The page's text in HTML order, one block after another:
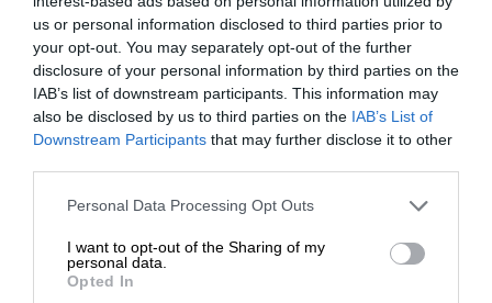
us or personal information disclosed to third parties prior to
your opt-out. You may separately opt-out of the further
disclosure of your personal information by third parties on the
IAB’s list of downstream participants. This information may
also be disclosed by us to third parties on the IAB’s List of
Downstream Participants that may further disclose it to other
Personal Data Processing Opt Outs
I want to opt-out of the Sharing of my
personal data.
Opted In
https://dell.com
Pomoc
techniczna
https://www.dell.com/support/
pl/category/product-support/self-
knowledgebase
ZAPYTAJ O PRODUKT